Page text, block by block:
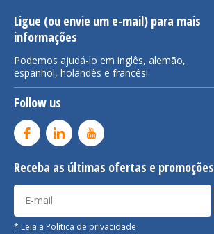
Ligue (ou envie um e-mail) para mais
informações
Podemos ajudá-lo em inglês, alemão,
espanhol, holandês e francês!
Follow us
Receba as últimas ofertas e promoções
* Leia a Política de privacidade